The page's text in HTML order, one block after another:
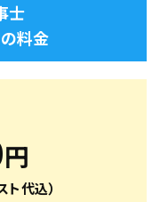
士
料金
円
ト代込）